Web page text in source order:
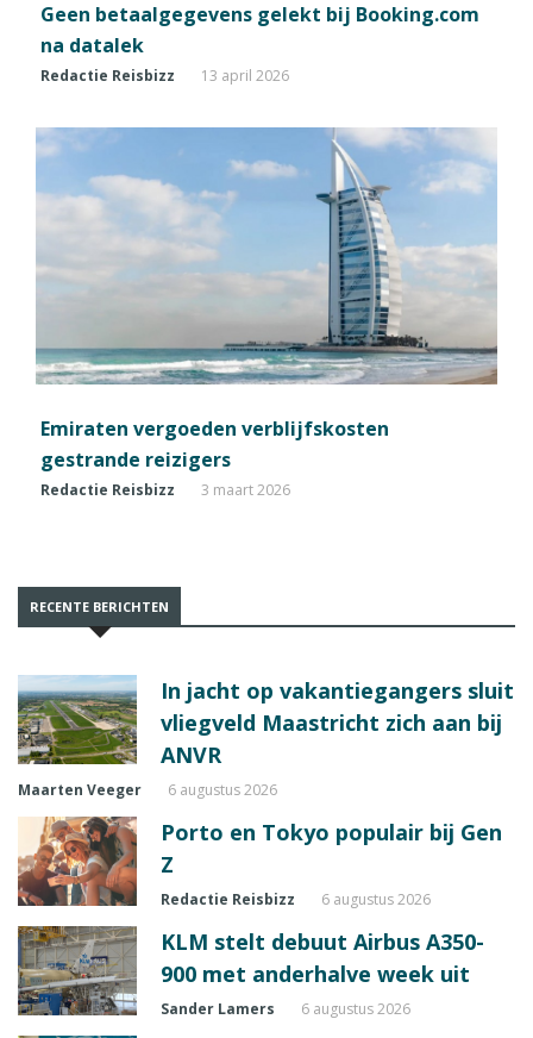
Geen betaalgegevens gelekt bij Booking.com
na datalek
Redactie Reisbizz 13 april 2026
Emiraten vergoeden verblijfskosten
gestrande reizigers
Redactie Reisbizz 3 maart 2026
RECENTE BERICHTEN
In jacht op vakantiegangers sluit
vliegveld Maastricht zich aan bij
ANVR
Maarten Veeger 6 augustus 2026
Porto en Tokyo populair bij Gen
Z
Redactie Reisbizz 6 augustus 2026
KLM stelt debuut Airbus A350-
900 met anderhalve week uit
Sander Lamers 6 augustus 2026